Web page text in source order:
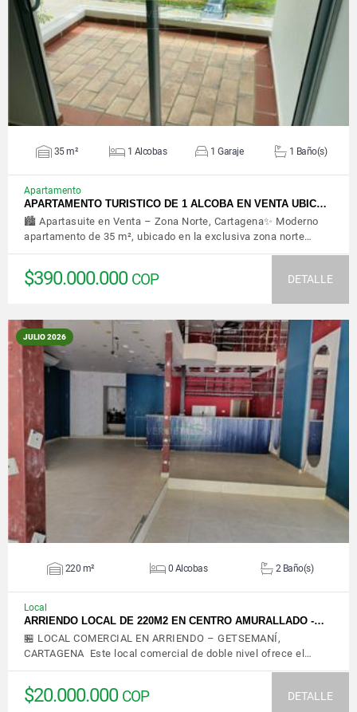
VER DETALLES
35 m² 1 Alcobas 1 Garaje 1 Baño(s)
Apartamento
APARTAMENTO TURISTICO DE 1 ALCOBA EN VENTA UBIC…
🏙️ Apartasuite en Venta – Zona Norte, Cartagena✨ Moderno
apartamento de 35 m², ubicado en la exclusiva zona norte…
$390.000.000 COP DETALLE
JULIO 2026
VER DETALLES
220 m² 0 Alcobas 2 Baño(s)
Local
ARRIENDO LOCAL DE 220M2 EN CENTRO AMURALLADO -…
🏪 LOCAL COMERCIAL EN ARRIENDO – GETSEMANÍ,
CARTAGENA Este local comercial de doble nivel ofrece el…
$20.000.000 COP DETALLE